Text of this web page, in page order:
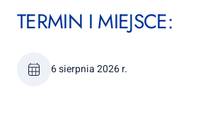
TERMIN I MIEJSCE:
6 sierpnia 2026 r.